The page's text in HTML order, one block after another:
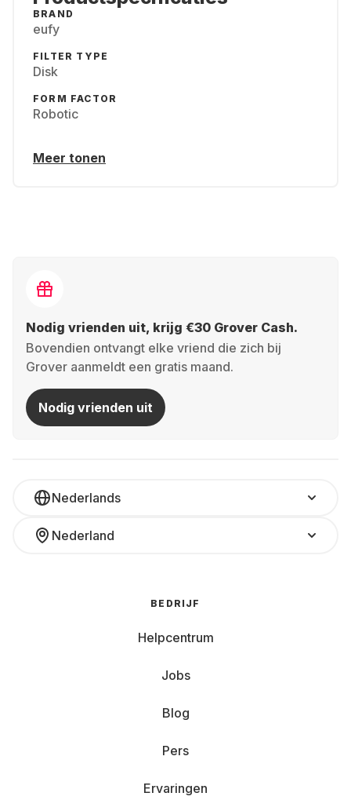
BRAND
eufy
FILTER TYPE
Disk
FORM FACTOR
Robotic
Meer tonen
Nodig vrienden uit, krijg €30 Grover Cash.
Bovendien ontvangt elke vriend die zich bij
Grover aanmeldt een gratis maand.
Nodig vrienden uit
Nederlands
Nederland
BEDRIJF
Helpcentrum
Jobs
Blog
Pers
Ervaringen